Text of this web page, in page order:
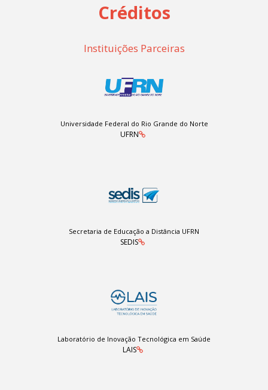
Créditos
Instituições Parceiras
Universidade Federal do Rio Grande do Norte
UFRN
Secretaria de Educação a Distância UFRN
SEDIS
Laboratório de Inovação Tecnológica em Saúde
LAIS